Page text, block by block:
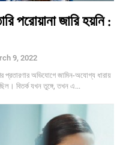
পরোয়ানা জারি হয়নি :
9, 2022
প্রতারণার অভিযোগে জামিন-অযোগ্য ধারায়
বিতর্ক যখন তুঙ্গে, তখন এ...